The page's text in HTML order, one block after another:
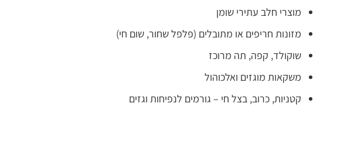
מוצרי חלב עתירי שומן
מזונות חריפים או מתובלים (פלפל שחור, שום חי)
שוקולד, קפה, תה מרוכז
משקאות מוגזים ואלכוהול
קטניות, כרוב, בצל חי – גורמים לנפיחות וגזים